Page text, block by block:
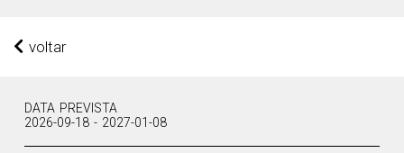
voltar
DATA PREVISTA
2026-09-18 - 2027-01-08